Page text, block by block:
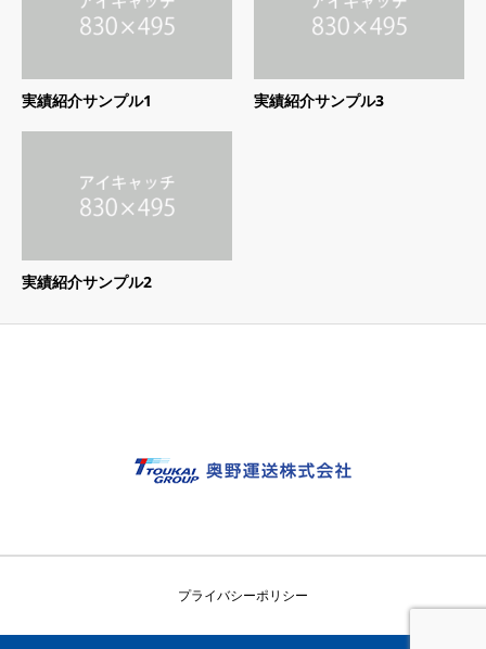
実績紹介サンプル1 実績紹介サンプル3
実績紹介サンプル2
プライバシーポリシー